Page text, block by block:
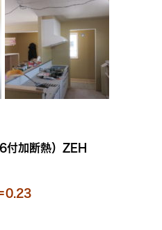
付加断熱）ZEH
0.23